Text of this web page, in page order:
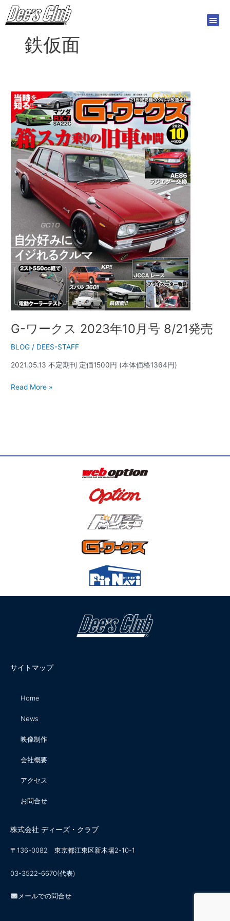
を
鉄仮面
G-ワークス 2023年10月号 8/21発売
BLOG / DEES-STAFF
2021.05.13 不定期刊 定価1500円 (本体価格1364円)
G-
ワ
ー
ク
ス
2023
年
10
発
Read More »
サイトマップ
Home
News
映像制作
会社概要
アクセス
お問合せ
株式会社 ディーズ・クラブ
〒136-0082 東京都江東区新木場2-10-1
03-3522-6670(代表)
メールでの問合せ